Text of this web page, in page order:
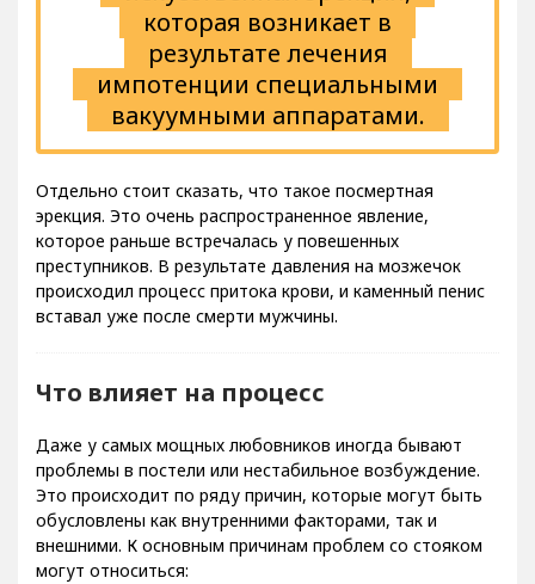
которая возникает в
результате лечения
импотенции специальными
вакуумными аппаратами.
Отдельно стоит сказать, что такое посмертная
эрекция. Это очень распространенное явление,
которое раньше встречалась у повешенных
преступников. В результате давления на мозжечок
происходил процесс притока крови, и каменный пенис
вставал уже после смерти мужчины.
Что влияет на процесс
Даже у самых мощных любовников иногда бывают
проблемы в постели или нестабильное возбуждение.
Это происходит по ряду причин, которые могут быть
обусловлены как внутренними факторами, так и
внешними. К основным причинам проблем со стояком
могут относиться: